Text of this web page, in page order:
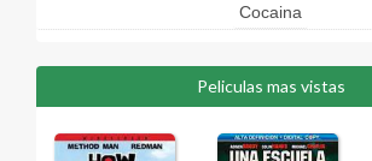
Cocaina
Peliculas mas vistas